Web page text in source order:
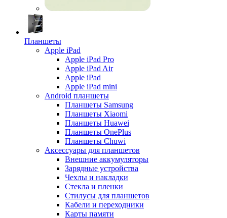
Планшеты
Apple iPad
Apple iPad Pro
Apple iPad Air
Apple iPad
Apple iPad mini
Android планшеты
Планшеты Samsung
Планшеты Xiaomi
Планшеты Huawei
Планшеты OnePlus
Планшеты Chuwi
Аксессуары для планшетов
Внешние аккумуляторы
Зарядные устройства
Чехлы и накладки
Стекла и пленки
Стилусы для планшетов
Кабели и переходники
Карты памяти